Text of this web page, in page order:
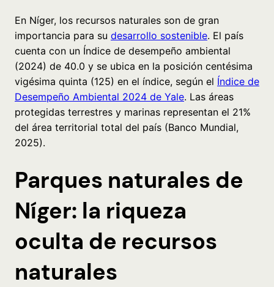
En Níger, los recursos naturales son de gran
importancia para su desarrollo sostenible. El país
cuenta con un Índice de desempeño ambiental
(2024) de 40.0 y se ubica en la posición centésima
vigésima quinta (125) en el índice, según el Índice de
Desempeño Ambiental 2024 de Yale. Las áreas
protegidas terrestres y marinas representan el 21%
del área territorial total del país (Banco Mundial,
2025).
Parques naturales de
Níger: la riqueza
oculta de recursos
naturales